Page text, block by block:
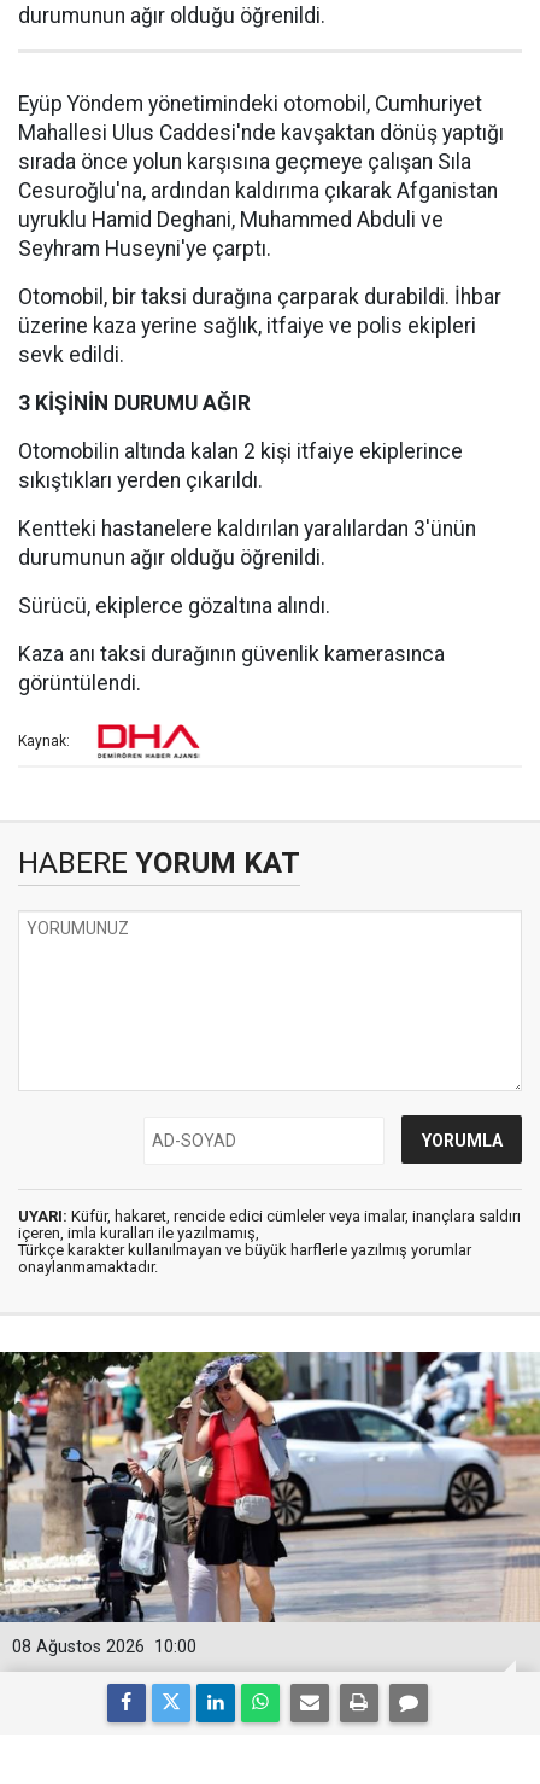
durumunun ağır olduğu öğrenildi.
Eyüp Yöndem yönetimindeki otomobil, Cumhuriyet
Mahallesi Ulus Caddesi'nde kavşaktan dönüş yaptığı
sırada önce yolun karşısına geçmeye çalışan Sıla
Cesuroğlu'na, ardından kaldırıma çıkarak Afganistan
uyruklu Hamid Deghani, Muhammed Abduli ve
Seyhram Huseyni'ye çarptı.
Otomobil, bir taksi durağına çarparak durabildi. İhbar
üzerine kaza yerine sağlık, itfaiye ve polis ekipleri
sevk edildi.
3 KİŞİNİN DURUMU AĞIR
Otomobilin altında kalan 2 kişi itfaiye ekiplerince
sıkıştıkları yerden çıkarıldı.
Kentteki hastanelere kaldırılan yaralılardan 3'ünün
durumunun ağır olduğu öğrenildi.
Sürücü, ekiplerce gözaltına alındı.
Kaza anı taksi durağının güvenlik kamerasınca
görüntülendi.
Kaynak:
HABERE YORUM KAT
UYARI: Küfür, hakaret, rencide edici cümleler veya imalar, inançlara saldırı
içeren, imla kuralları ile yazılmamış,
Türkçe karakter kullanılmayan ve büyük harflerle yazılmış yorumlar
onaylanmamaktadır.
10:00
08 Ağustos 2026